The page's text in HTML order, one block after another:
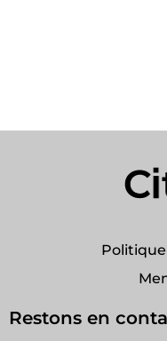
Restons en